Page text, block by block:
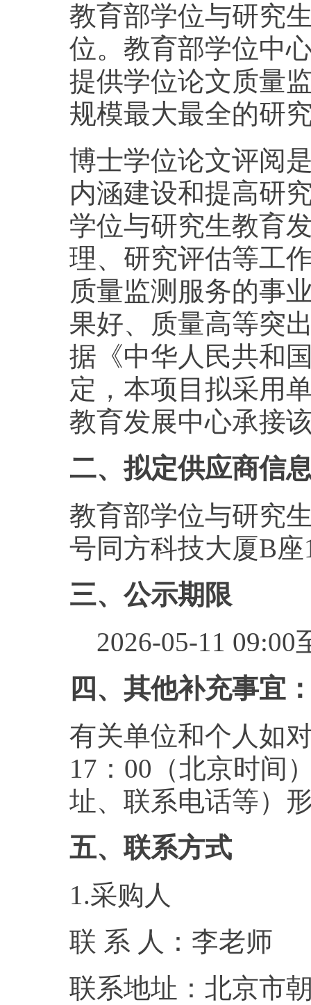
教育部学位与研究
位。教育部学位中
提供学位论文质量
规模最大最全的研
博士学位论文评阅
内涵建设和提高研
学位与研究生教育
理、研究评估等工
质量监测服务的事
果好、质量高等突
据《中华人民共和
定，本项目拟采用
教育发展中心承接
二、拟定供应商信
教育部学位与研究
号同方科技大厦B座
三、公示期限
2026-05-11 09:00
四、其他补充事宜
有关单位和个人如
17：00（北京时间
址、联系电话等）
五、联系方式
1.采购人
联 系 人：李老师
联系地址：北京市